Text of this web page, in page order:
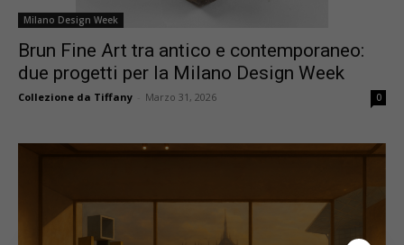
Milano Design Week
Brun Fine Art tra antico e contemporaneo:
due progetti per la Milano Design Week
Collezione da Tiffany Marzo 31, 2026 0